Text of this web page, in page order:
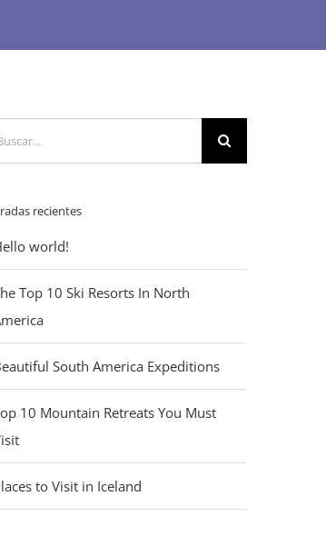
recientes
world!
Top 10 Ski Resorts In North
South America Expeditions
10 Mountain Retreats You Must
to Visit in Iceland